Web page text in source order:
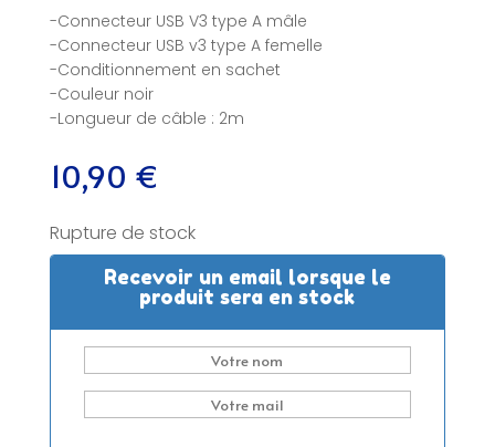
-Connecteur USB V3 type A mâle
-Connecteur USB v3 type A femelle
-Conditionnement en sachet
-Couleur noir
-Longueur de câble : 2m
10,90 €
Rupture de stock
Recevoir un email lorsque le
produit sera en stock